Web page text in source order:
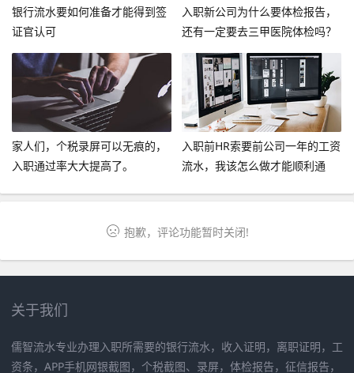
银行流水要如何准备才能得到签
证官认可
入职新公司为什么要体检报告，
还有一定要去三甲医院体检吗？
家人们，个税录屏可以无痕的，
入职通过率大大提高了。
入职前HR索要前公司一年的工资
流水，我该怎么做才能顺利通
抱歉，评论功能暂时关闭!
关于我们
儒智流水专业办理入职所需要的银行流水，收入证明，离职证明，工
资条，APP手机网银截图，个税截图、录屏，体检报告，征信报告，